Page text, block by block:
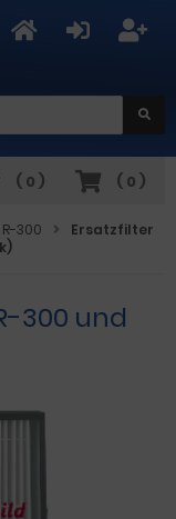
( 0 )
( 0 )
300
Ersatzfilter
300 und